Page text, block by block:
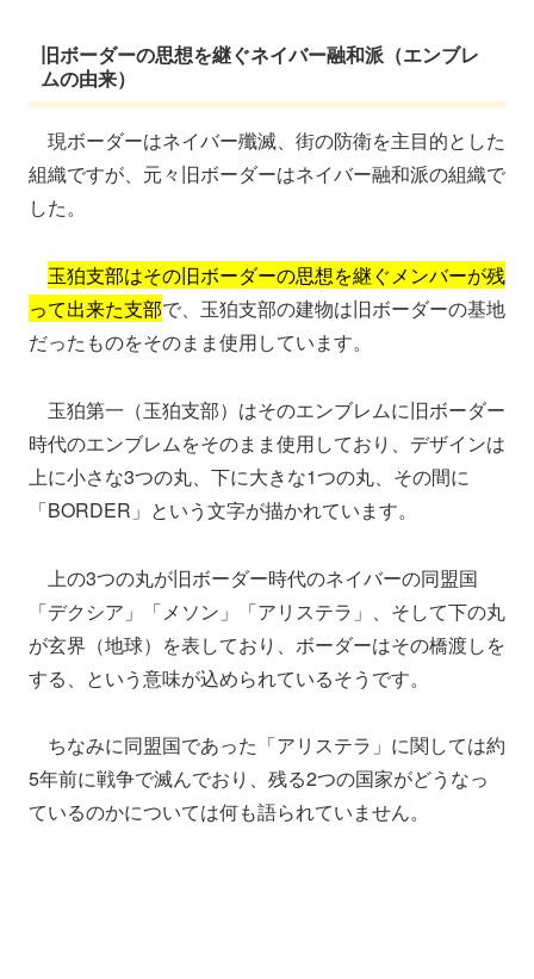
旧ボーダーの思想を継ぐネイバー融和派（エンブレ
ムの由来）
現ボーダーはネイバー殲滅、街の防衛を主目的とした
組織ですが、元々旧ボーダーはネイバー融和派の組織で
した。
玉狛支部はその旧ボーダーの思想を継ぐメンバーが残
って出来た支部で、玉狛支部の建物は旧ボーダーの基地
だったものをそのまま使用しています。
玉狛第一（玉狛支部）はそのエンブレムに旧ボーダー
時代のエンブレムをそのまま使用しており、デザインは
上に小さな3つの丸、下に大きな1つの丸、その間に
「BORDER」という文字が描かれています。
上の3つの丸が旧ボーダー時代のネイバーの同盟国
「デクシア」「メソン」「アリステラ」、そして下の丸
が玄界（地球）を表しており、ボーダーはその橋渡しを
する、という意味が込められているそうです。
ちなみに同盟国であった「アリステラ」に関しては約
5年前に戦争で滅んでおり、残る2つの国家がどうなっ
ているのかについては何も語られていません。